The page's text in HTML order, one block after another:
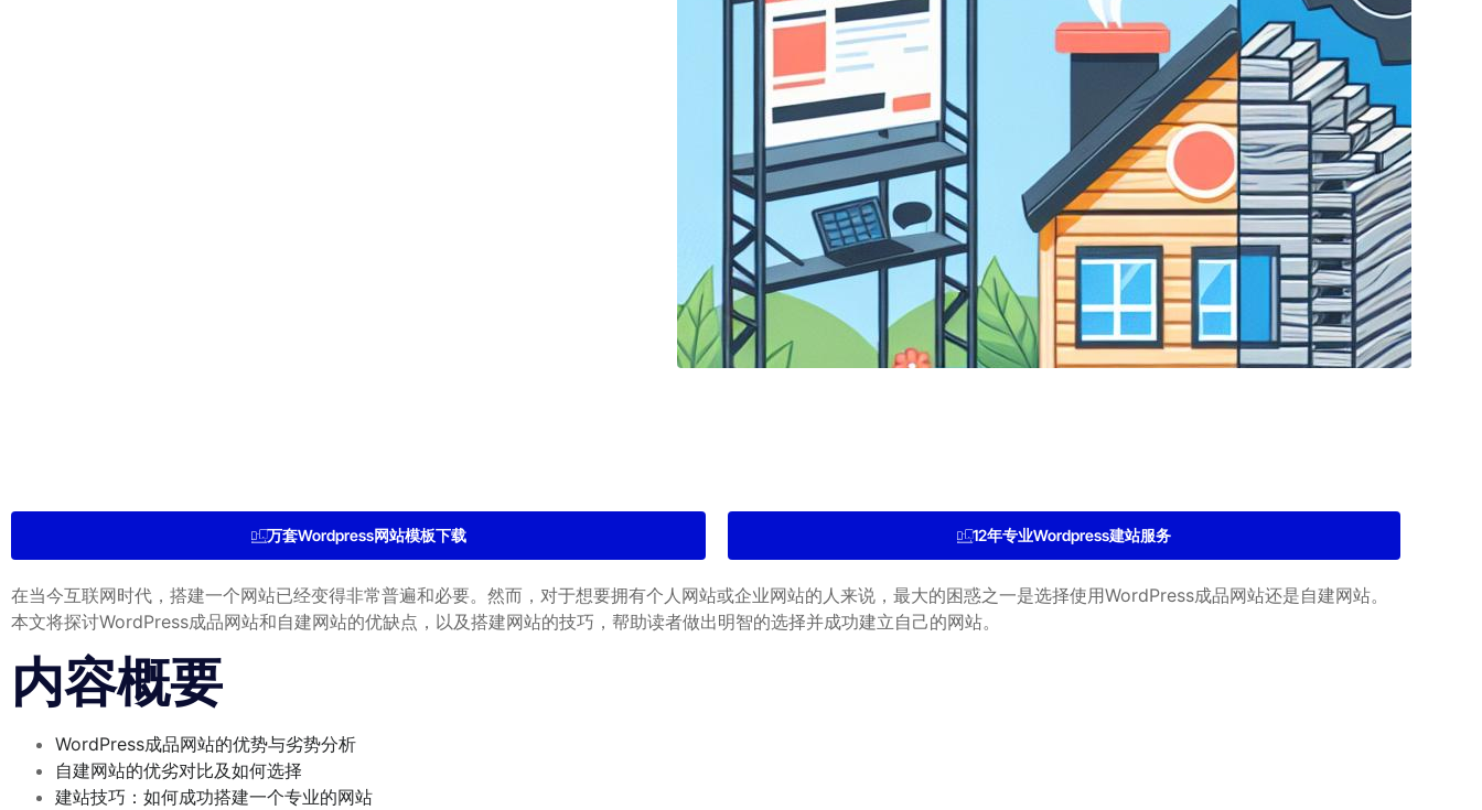
万套Wordpress网站模板下载 12年专业Wordpress建站服务
在当今互联网时代，搭建一个网站已经变得非常普遍和必要。然而，对于想要拥有个人网站或企业网站的人来说，最大的困惑之一是选择使用WordPress成品网站还是自建网站。
本文将探讨WordPress成品网站和自建网站的优缺点，以及搭建网站的技巧，帮助读者做出明智的选择并成功建立自己的网站。
内容概要
WordPress成品网站的优势与劣势分析
自建网站的优劣对比及如何选择
建站技巧：如何成功搭建一个专业的网站